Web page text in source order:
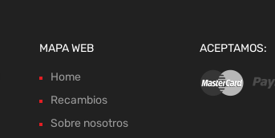
MAPA WEB
Home
Recambios
Sobre nosotros
ACEPTAMOS: